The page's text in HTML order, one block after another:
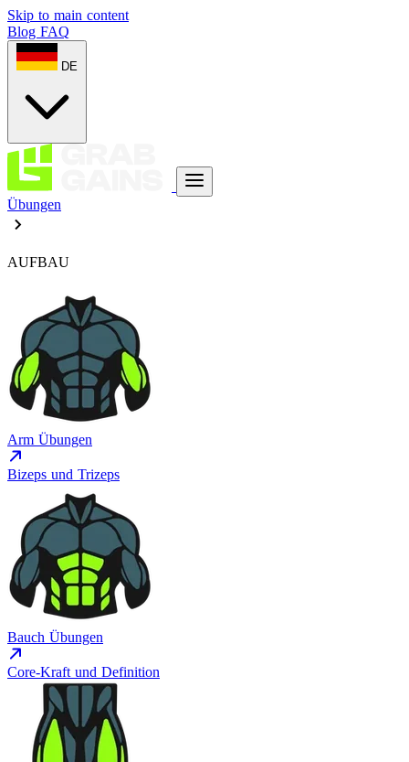
Skip to main content
Blog FAQ
DE
Übungen
AUFBAU
Arm Übungen
Bizeps und Trizeps
Bauch Übungen
Core-Kraft und Definition